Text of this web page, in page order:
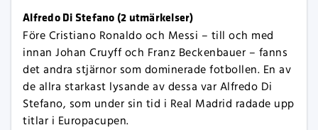
Alfredo Di Stefano (2 utmärkelser)
Före Cristiano Ronaldo och Messi – till och med
innan Johan Cruyff och Franz Beckenbauer – fanns
det andra stjärnor som dominerade fotbollen. En av
de allra starkast lysande av dessa var Alfredo Di
Stefano, som under sin tid i Real Madrid radade upp
titlar i Europacupen.